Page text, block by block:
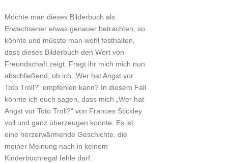
Möchte man dieses Bilderbuch als
Erwachsener etwas genauer betrachten, so
könnte und müsste man wohl festhalten,
dass dieses Bilderbuch den Wert von
Freundschaft zeigt. Fragt ihr mich mich nun
abschließend, ob ich „Wer hat Angst vor
Toto Troll?“ empfehlen kann? In diesem Fall
könnte ich euch sagen, dass mich „Wer hat
Angst vor Toto Troll?“ von Frances Stickley
voll und ganz überzeugen konnte. Es ist
eine herzerwärmende Geschichte, die
meiner Meinung nach in keinem
Kinderbuchregal fehle darf.